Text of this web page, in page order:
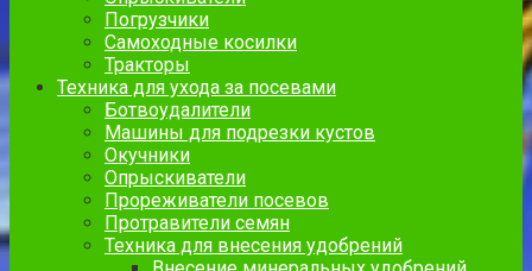
Погрузчики
Самоходные косилки
Тракторы
Техника для ухода за посевами
Ботвоудалители
Машины для подрезки кустов
Окучники
Опрыскиватели
Прореживатели посевов
Протравители семян
Техника для внесения удобрений